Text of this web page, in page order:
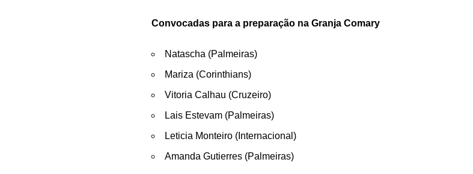
Convocadas para a preparação na Granja Comary
Natascha (Palmeiras)
Mariza (Corinthians)
Vitoria Calhau (Cruzeiro)
Lais Estevam (Palmeiras)
Leticia Monteiro (Internacional)
Amanda Gutierres (Palmeiras)